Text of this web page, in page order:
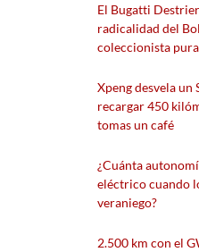
El Bugatti
radicalidad del
coleccionista pura
Xpeng desvela un
recargar 450
tomas un café
¿Cuánta
eléctrico cuando
veraniego?
2.500 km con el